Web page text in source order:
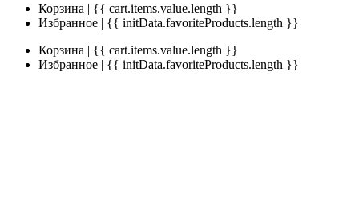
Корзина | {{ cart.items.value.length }}
Избранное | {{ initData.favoriteProducts.length }}
Корзина | {{ cart.items.value.length }}
Избранное | {{ initData.favoriteProducts.length }}